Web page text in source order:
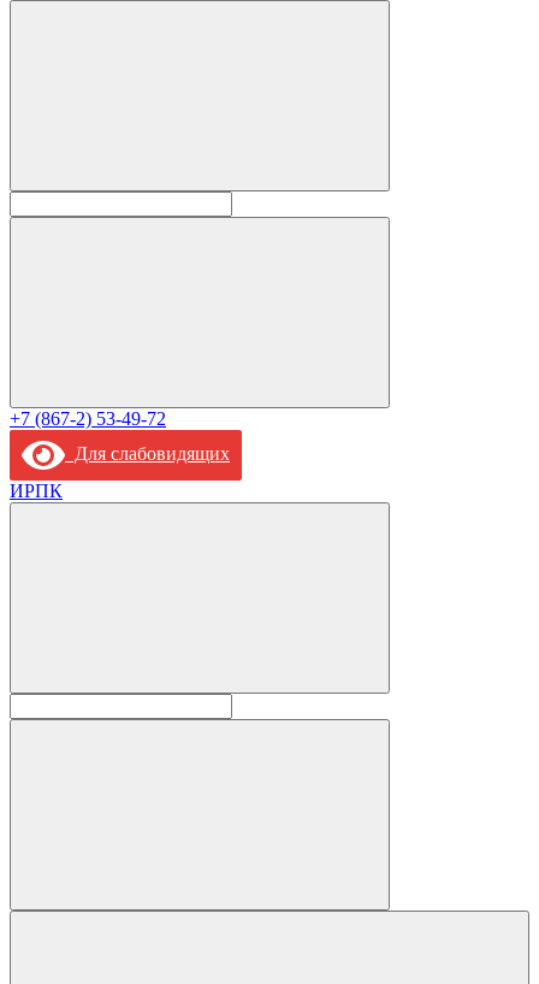
+7 (867-2) 53-49-72
Для слабовидящих
ИРПК